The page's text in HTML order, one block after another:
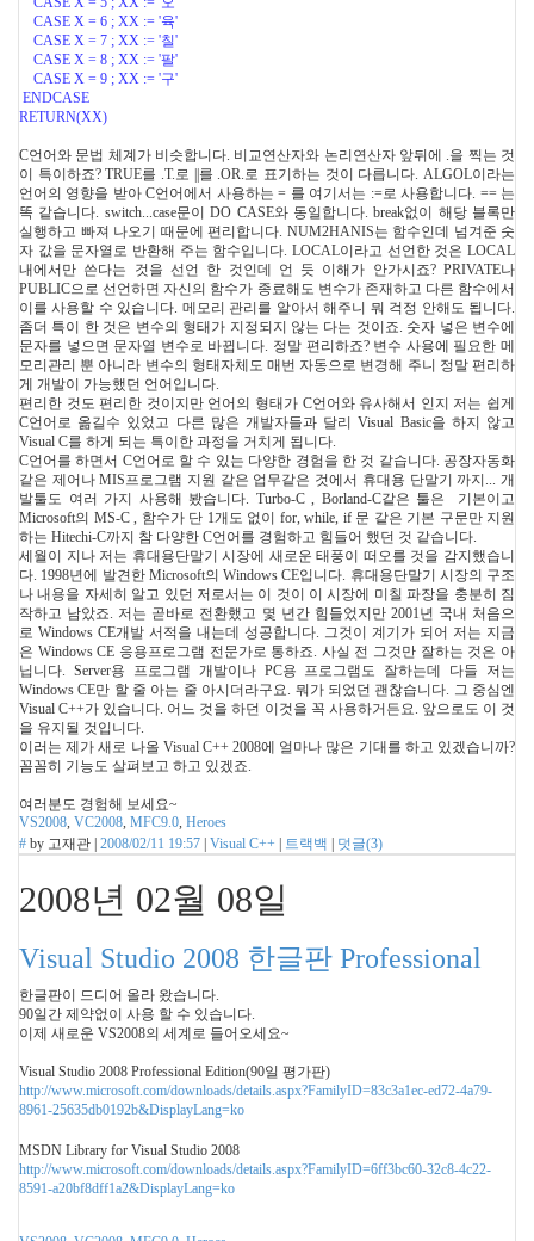
CASE X = 6 ; XX := '육'
CASE X = 7 ; XX := '칠'
CASE X = 8 ; XX := '팔'
CASE X = 9 ; XX := '구'
ENDCASE
RETURN(XX)
C언어와 문법 체계가 비슷합니다. 비교연산자와 논리연산자 앞뒤에 .을 찍는 것
이 특이하죠? TRUE를 .T.로 ||를 .OR.로 표기하는 것이 다릅니다. ALGOL이라는
언어의 영향을 받아 C언어에서 사용하는 = 를 여기서는 :=로 사용합니다. == 는
똑 같습니다. switch...case문이 DO CASE와 동일합니다. break없이 해당 블록만
실행하고 빠져 나오기 때문에 편리합니다. NUM2HANIS는 함수인데 넘겨준 숫
자 값을 문자열로 반환해 주는 함수입니다. LOCAL이라고 선언한 것은 LOCAL
내에서만 쓴다는 것을 선언 한 것인데 언 듯 이해가 안가시죠? PRIVATE나
PUBLIC으로 선언하면 자신의 함수가 종료해도 변수가 존재하고 다른 함수에서
이를 사용할 수 있습니다. 메모리 관리를 알아서 해주니 뭐 걱정 안해도 됩니다.
좀더 특이 한 것은 변수의 형태가 지정되지 않는 다는 것이죠. 숫자 넣은 변수에
문자를 넣으면 문자열 변수로 바뀝니다. 정말 편리하죠? 변수 사용에 필요한 메
모리관리 뿐 아니라 변수의 형태자체도 매번 자동으로 변경해 주니 정말 편리하
게 개발이 가능했던 언어입니다.
편리한 것도 편리한 것이지만 언어의 형태가 C언어와 유사해서 인지 저는 쉽게
C언어로 옮길수 있었고 다른 많은 개발자들과 달리 Visual Basic을 하지 않고
Visual C를 하게 되는 특이한 과정을 거치게 됩니다.
C언어를 하면서 C언어로 할 수 있는 다양한 경험을 한 것 같습니다. 공장자동화
같은 제어나 MIS프로그램 지원 같은 업무같은 것에서 휴대용 단말기 까지... 개
발툴도 여러 가지 사용해 봤습니다. Turbo-C , Borland-C같은 툴은 기본이고
Microsoft의 MS-C , 함수가 단 1개도 없이 for, while, if 문 같은 기본 구문만 지원
하는 Hitechi-C까지 참 다양한 C언어를 경험하고 힘들어 했던 것 같습니다.
세월이 지나 저는 휴대용단말기 시장에 새로운 태풍이 떠오를 것을 감지했습니
다. 1998년에 발견한 Microsoft의 Windows CE입니다. 휴대용단말기 시장의 구조
나 내용을 자세히 알고 있던 저로서는 이 것이 이 시장에 미칠 파장을 충분히 짐
작하고 남았죠. 저는 곧바로 전환했고 몇 년간 힘들었지만 2001년 국내 처음으
로 Windows CE개발 서적을 내는데 성공합니다. 그것이 계기가 되어 저는 지금
은 Windows CE 응용프로그램 전문가로 통하죠. 사실 전 그것만 잘하는 것은 아
닙니다. Server용 프로그램 개발이나 PC용 프로그램도 잘하는데 다들 저는
Windows CE만 할 줄 아는 줄 아시더라구요. 뭐가 되었던 괜찮습니다. 그 중심엔
Visual C++가 있습니다. 어느 것을 하던 이것을 꼭 사용하거든요. 앞으로도 이 것
을 유지될 것입니다.
이러는 제가 새로 나올 Visual C++ 2008에 얼마나 많은 기대를 하고 있겠습니까?
꼼꼼히 기능도 살펴보고 하고 있겠죠.
여러분도 경험해 보세요~
VS2008, VC2008, MFC9.0, Heroes
# by 고재관 2008/02/11 19:57 Visual C++ 트랙백 덧글(3)
2008년 02월 08일
Visual Studio 2008 한글판 Professional
한글판이 드디어 올라 왔습니다.
90일간 제약없이 사용 할 수 있습니다.
이제 새로운 VS2008의 세계로 들어오세요~
Visual Studio 2008 Professional Edition(90일 평가판)
http://www.microsoft.com/downloads/details.aspx?FamilyID=83c3a1ec-ed72-4a79-
8961-25635db0192b&DisplayLang=ko
MSDN Library for Visual Studio 2008
http://www.microsoft.com/downloads/details.aspx?FamilyID=6ff3bc60-32c8-4c22-
8591-a20bf8dff1a2&DisplayLang=ko